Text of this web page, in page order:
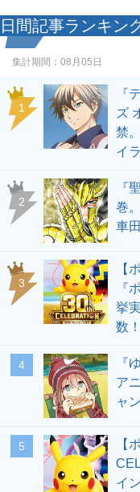
日間記事ランキン
集計期間： 08月05日
1
『
ズ
禁
イ
2
『
巻
車
3
【
『
挙
数！
4
『
ア
ャ
5
【
イ